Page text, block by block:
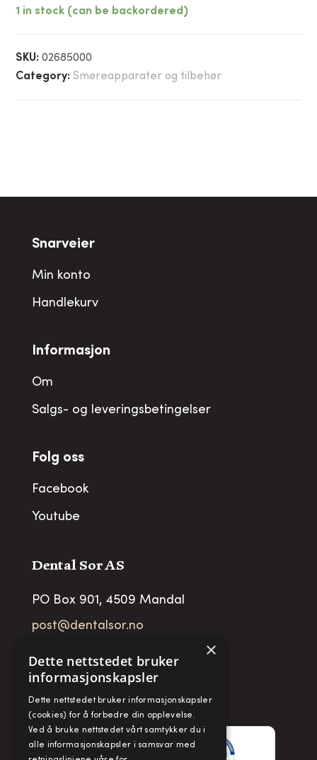
1 in stock (can be backordered)
SKU:02685000
Category: Smøreapparater og tilbehør
Snarveier
Min konto
Handlekurv
Informasjon
Om
Salgs- og leveringsbetingelser
Folg oss
Facebook
Youtube
Dental Sor AS
PO Box 901, 4509 Mandal
post@dentalsor.no
Telefon: +47 38 27 88 88
Fax: + 47 38 27 88 89
×
Dette nettstedet bruker
informasjonskapsler
Dette nettstedet bruker informasjonskapsler
(cookies) for å forbedre din opplevelse.
Ved å bruke nettstedet vårt samtykker du i
alle informasjonskapsler i samsvar med